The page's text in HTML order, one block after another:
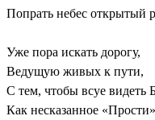
Попрать небес открытый
Уже пора искать дорогу,
Ведущую живых к пути,
С тем, чтобы всуе видеть
Как несказанное